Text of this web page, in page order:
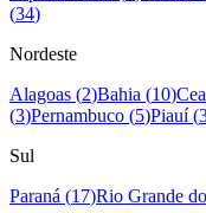
(34)
Nordeste
Alagoas (2)Bahia (10)
(3)Pernambuco (5)Piauí(
Sul
Paraná (17)Rio Grande